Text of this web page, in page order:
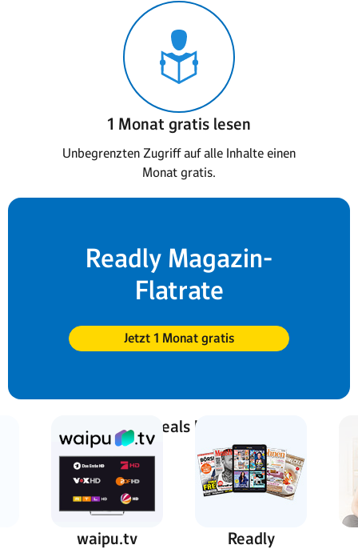
1 Monat gratis lesen
Unbegrenzten Zugriff auf alle Inhalte einen
Monat gratis.
Readly Magazin-
Flatrate
Jetzt 1 Monat gratis
Weitere Top-Deals bei WEB.DE:
waipu.tv Readly